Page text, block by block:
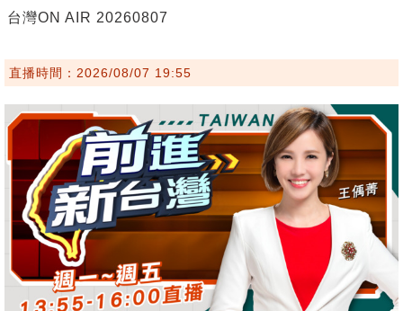
台灣ON AIR 20260807
直播時間：2026/08/07 19:55